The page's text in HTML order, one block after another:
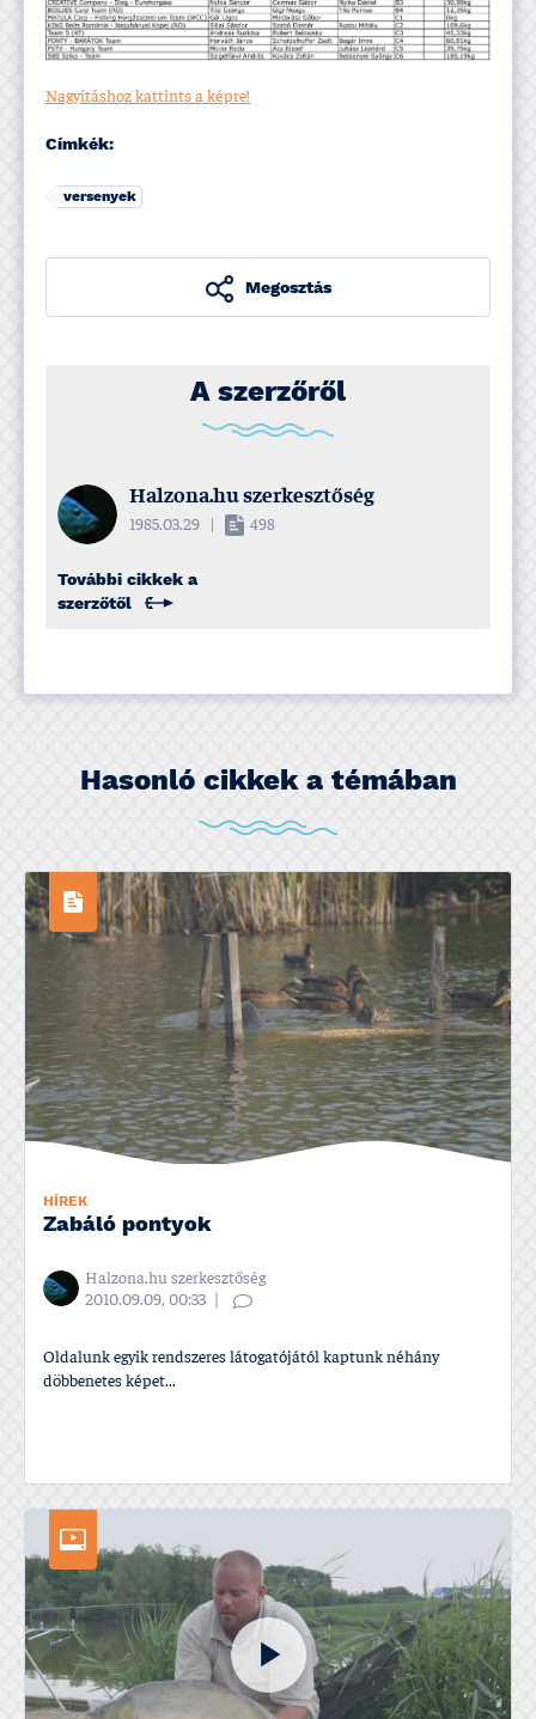
Nagyí­táshoz kattints a képre!
Címkék:
versenyek
Megosztás
A szerzőről
Halzona.hu szerkesztőség
1985.03.29 498
További cikkek a
szerzőtől
Hasonló cikkek a témában
HÍREK
Zabáló pontyok
Halzona.hu szerkesztőség
2010.09.09, 00:33
Oldalunk egyik rendszeres látogatójától kaptunk néhány
döbbenetes képet...